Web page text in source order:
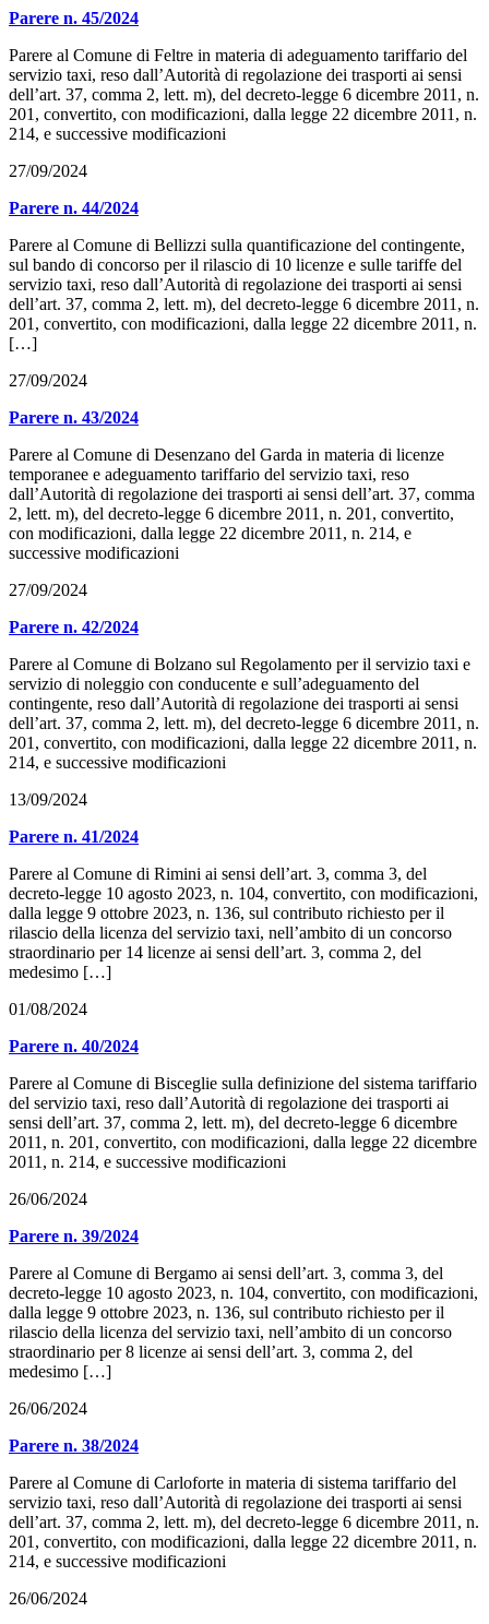
Parere n. 45/2024
Parere al Comune di Feltre in materia di adeguamento tariffario del
servizio taxi, reso dall’Autorità di regolazione dei trasporti ai sensi
dell’art. 37, comma 2, lett. m), del decreto-legge 6 dicembre 2011, n.
201, convertito, con modificazioni, dalla legge 22 dicembre 2011, n.
214, e successive modificazioni
27/09/2024
Parere n. 44/2024
Parere al Comune di Bellizzi sulla quantificazione del contingente,
sul bando di concorso per il rilascio di 10 licenze e sulle tariffe del
servizio taxi, reso dall’Autorità di regolazione dei trasporti ai sensi
dell’art. 37, comma 2, lett. m), del decreto-legge 6 dicembre 2011, n.
201, convertito, con modificazioni, dalla legge 22 dicembre 2011, n.
[…]
27/09/2024
Parere n. 43/2024
Parere al Comune di Desenzano del Garda in materia di licenze
temporanee e adeguamento tariffario del servizio taxi, reso
dall’Autorità di regolazione dei trasporti ai sensi dell’art. 37, comma
2, lett. m), del decreto-legge 6 dicembre 2011, n. 201, convertito,
con modificazioni, dalla legge 22 dicembre 2011, n. 214, e
successive modificazioni
27/09/2024
Parere n. 42/2024
Parere al Comune di Bolzano sul Regolamento per il servizio taxi e
servizio di noleggio con conducente e sull’adeguamento del
contingente, reso dall’Autorità di regolazione dei trasporti ai sensi
dell’art. 37, comma 2, lett. m), del decreto-legge 6 dicembre 2011, n.
201, convertito, con modificazioni, dalla legge 22 dicembre 2011, n.
214, e successive modificazioni
13/09/2024
Parere n. 41/2024
Parere al Comune di Rimini ai sensi dell’art. 3, comma 3, del
decreto-legge 10 agosto 2023, n. 104, convertito, con modificazioni,
dalla legge 9 ottobre 2023, n. 136, sul contributo richiesto per il
rilascio della licenza del servizio taxi, nell’ambito di un concorso
straordinario per 14 licenze ai sensi dell’art. 3, comma 2, del
medesimo […]
01/08/2024
Parere n. 40/2024
Parere al Comune di Bisceglie sulla definizione del sistema tariffario
del servizio taxi, reso dall’Autorità di regolazione dei trasporti ai
sensi dell’art. 37, comma 2, lett. m), del decreto-legge 6 dicembre
2011, n. 201, convertito, con modificazioni, dalla legge 22 dicembre
2011, n. 214, e successive modificazioni
26/06/2024
Parere n. 39/2024
Parere al Comune di Bergamo ai sensi dell’art. 3, comma 3, del
decreto-legge 10 agosto 2023, n. 104, convertito, con modificazioni,
dalla legge 9 ottobre 2023, n. 136, sul contributo richiesto per il
rilascio della licenza del servizio taxi, nell’ambito di un concorso
straordinario per 8 licenze ai sensi dell’art. 3, comma 2, del
medesimo […]
26/06/2024
Parere n. 38/2024
Parere al Comune di Carloforte in materia di sistema tariffario del
servizio taxi, reso dall’Autorità di regolazione dei trasporti ai sensi
dell’art. 37, comma 2, lett. m), del decreto-legge 6 dicembre 2011, n.
201, convertito, con modificazioni, dalla legge 22 dicembre 2011, n.
214, e successive modificazioni
26/06/2024